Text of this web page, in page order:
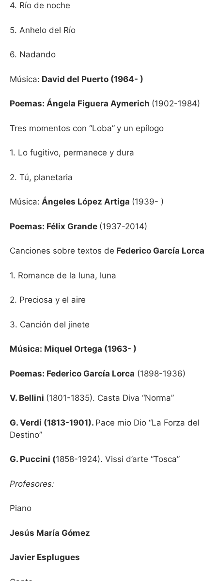
4. Río de noche
5. Anhelo del Río
6. Nadando
Música: David del Puerto (1964- )
Poemas: Ángela Figuera Aymerich (1902-1984)
Tres momentos con “Loba” y un epílogo
1. Lo fugitivo, permanece y dura
2. Tú, planetaria
Música: Ángeles López Artiga (1939- )
Poemas: Félix Grande (1937-2014)
Canciones sobre textos de Federico García Lorca
1. Romance de la luna, luna
2. Preciosa y el aire
3. Canción del jinete
Música: Miquel Ortega (1963- )
Poemas: Federico García Lorca (1898-1936)
V. Bellini (1801-1835). Casta Diva “Norma”
G. Verdi (1813-1901). Pace mio Dio “La Forza del
Destino”
G. Puccini (1858-1924). Vissi d’arte “Tosca”
Profesores:
Piano
Jesús María Gómez
Javier Esplugues